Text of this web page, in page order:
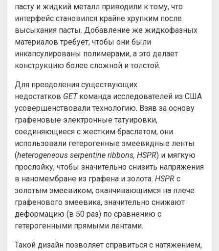
пасту и жидкий металл приводили к тому, что
интерфейс становился крайне хрупким после
высыхания пасты. Добавление же жидкофазных
материалов требует, чтобы они были
инкапсулированы полимерами, а это делает
конструкцию более сложной и толстой.
Для преодоления существующих
недостатков GETкоманда исследователей из США
усовершенствовали технологию. Взяв за основу
графеновые электронные татуировки,
соединяющиеся с жестким браслетом, они
использовали гетерогенные змеевидные ленты
(heterogeneous serpentine ribbons, HSPR) и мягкую
прослойку, чтобы значительно снизить напряжения
в наномембране из графена и золота. HSPR с
золотым змеевиком, оканчивающимся на плече
графенового змеевика, значительно снижают
деформацию (в 50 раз) по сравнению с
гетерогенными прямыми лентами.
Такой дизайн позволяет справиться с натяжением,